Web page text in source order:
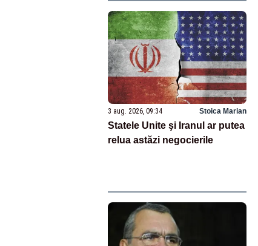
3 aug. 2026, 09:34 Stoica Marian
Statele Unite şi Iranul ar putea
relua astăzi negocierile